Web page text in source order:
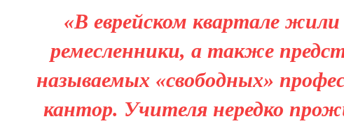
«В еврейском квартале
ремесленники, а также
называемых «свободных»
кантор. Учителя нередко